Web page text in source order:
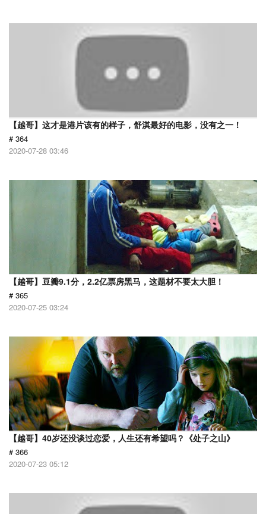
【越哥】这才是港片该有的样子，舒淇最好的电影，没有之一！
# 364
2020-07-28 03:46
【越哥】豆瓣9.1分，2.2亿票房黑马，这题材不要太大胆！
# 365
2020-07-25 03:24
【越哥】40岁还没谈过恋爱，人生还有希望吗？《处子之山》
# 366
2020-07-23 05:12